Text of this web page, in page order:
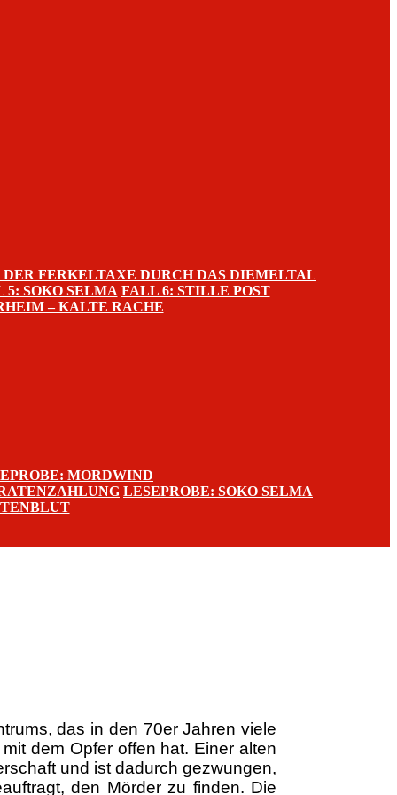
FERKELTAXE DURCH DAS DIEMELTAL
5: SOKO SELMA FALL 6: STILLE POST
– KALTE RACHE
MORDWIND
LESEPROBE: SOKO SELMA
das in den 70er Jahren viele
dem Opfer offen hat. Einer alten
und ist dadurch gezwungen,
den Mörder zu finden. Die